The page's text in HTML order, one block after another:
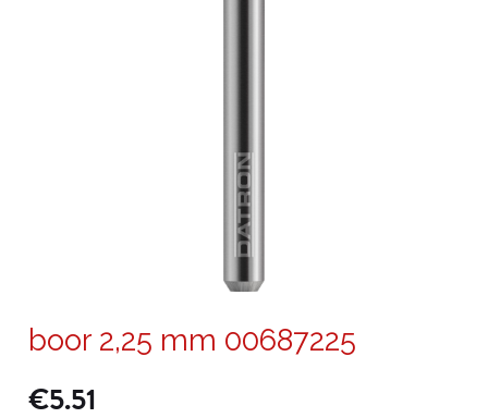
boor 2,25 mm 00687225
€5.51